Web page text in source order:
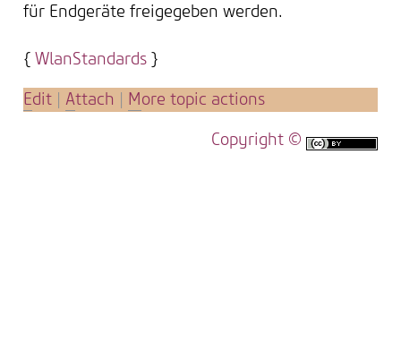
für Endgeräte freigegeben werden.
{WlanStandards }
Edit |Attach More topic actions
Copyright ©